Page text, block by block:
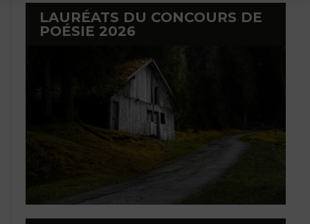
LAURÉATS DU CONCOURS DE
POÉSIE 2026